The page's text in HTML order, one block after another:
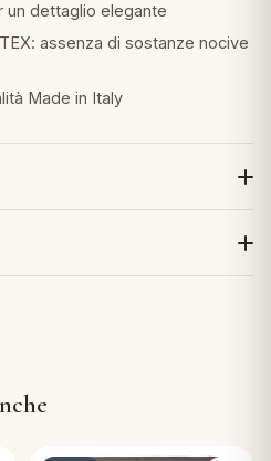
un dettaglio elegante
assenza di sostanze nocive
Made in Italy